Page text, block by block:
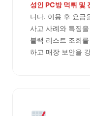
성인 PC방 먹튀 및
니다. 이용 후 요금
사고 사례와 특징
블랙 리스트 조회
하고 매장 보안을